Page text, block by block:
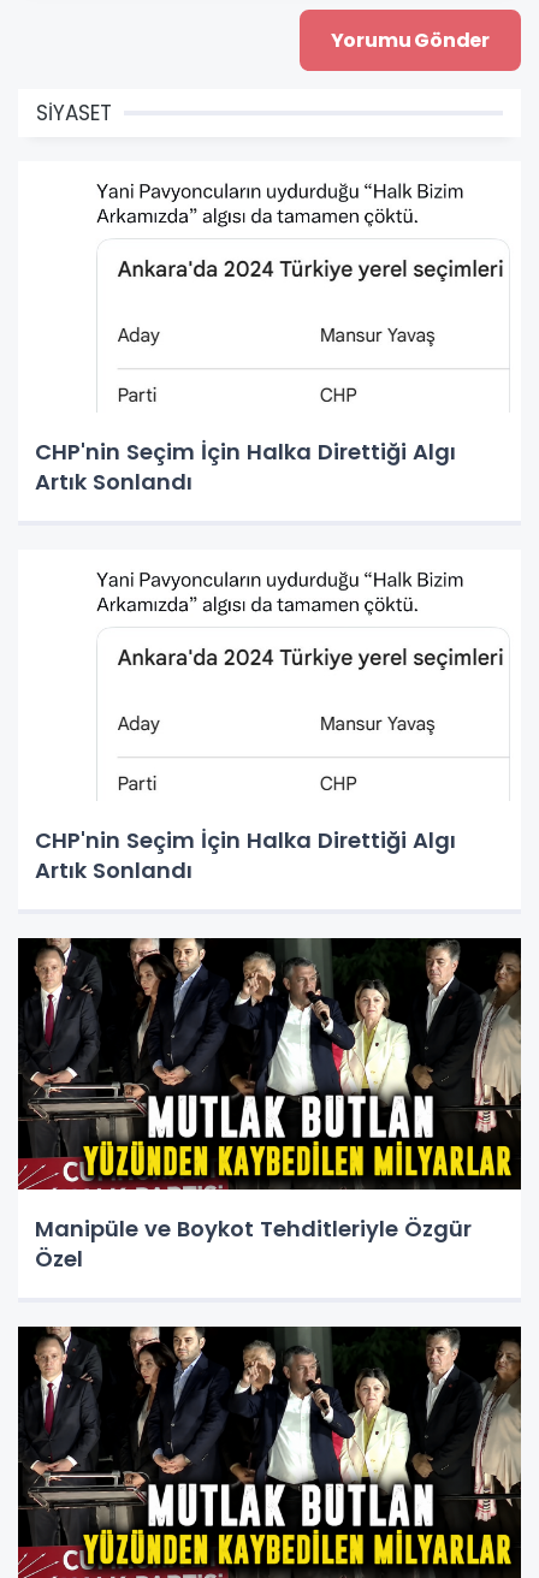
SİYASET
CHP'nin Seçim İçin Halka Direttiği Algı
Artık Sonlandı
CHP'nin Seçim İçin Halka Direttiği Algı
Artık Sonlandı
Manipüle ve Boykot Tehditleriyle Özgür
Özel